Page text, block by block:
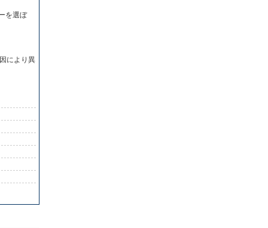
を選ぼ
により異